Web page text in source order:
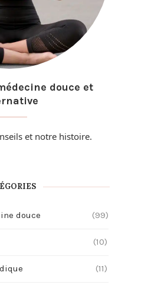
douce et
et notre histoire.
douce (99)
(10)
(11)